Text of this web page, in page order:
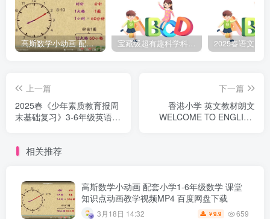
高斯数学小动画 配套小学1-6年级数学 课堂知识点动画教学视频MP4 百度网盘下载 宝藏级超有趣科学科普动画《土豆逗严肃科普》第二季 百度网盘下载
上一篇
2025春《少年素质教育报周
末基础复习》3-6年级英语下
下一篇
香港小学 英文教材朗文
WELCOME TO ENGLISH
相关推荐
高斯数学小动画 配套小学1-6年级数学 课堂
知识点动画教学视频MP4 百度网盘下载
3月18日 14:32 ￥9.9 659